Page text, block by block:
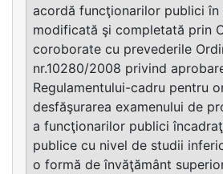
acordă funcţionarilor publici în
modificată şi completată prin
coroborate cu prevederile
nr.10280/2008 privind
Regulamentului-cadru pentru
desfăşurarea examenului de
a funcţionarilor publici
publice cu nivel de studii
o formă de învăţământ